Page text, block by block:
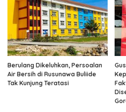
Berulang Dikeluhkan, Persoalan
Air Bersih di Rusunawa Buliide
Tak Kunjung Teratasi